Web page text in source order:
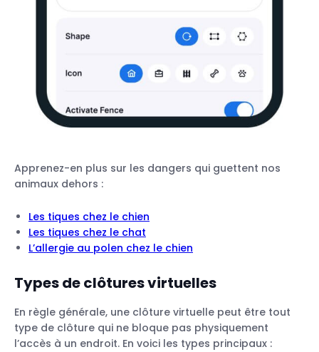
Apprenez-en plus sur les dangers qui guettent nos
animaux dehors :
Les tiques chez le chien
Les tiques chez le chat
L’allergie au polen chez le chien
Types de clôtures virtuelles
En règle générale, une clôture virtuelle peut être tout
type de clôture qui ne bloque pas physiquement
l’accès à un endroit. En voici les types principaux :